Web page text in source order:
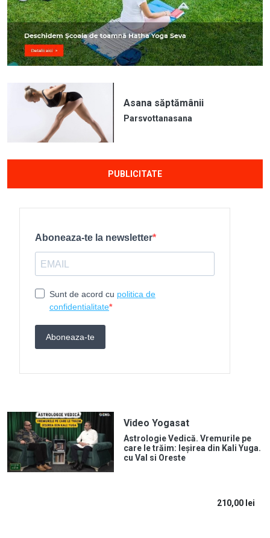
Asana săptămânii
Parsvottanasana
PUBLICITATE
Video Yogasat
Astrologie Vedică. Vremurile pe
care le trăim: Ieșirea din Kali Yuga.
cu Val si Oreste
210,00 lei